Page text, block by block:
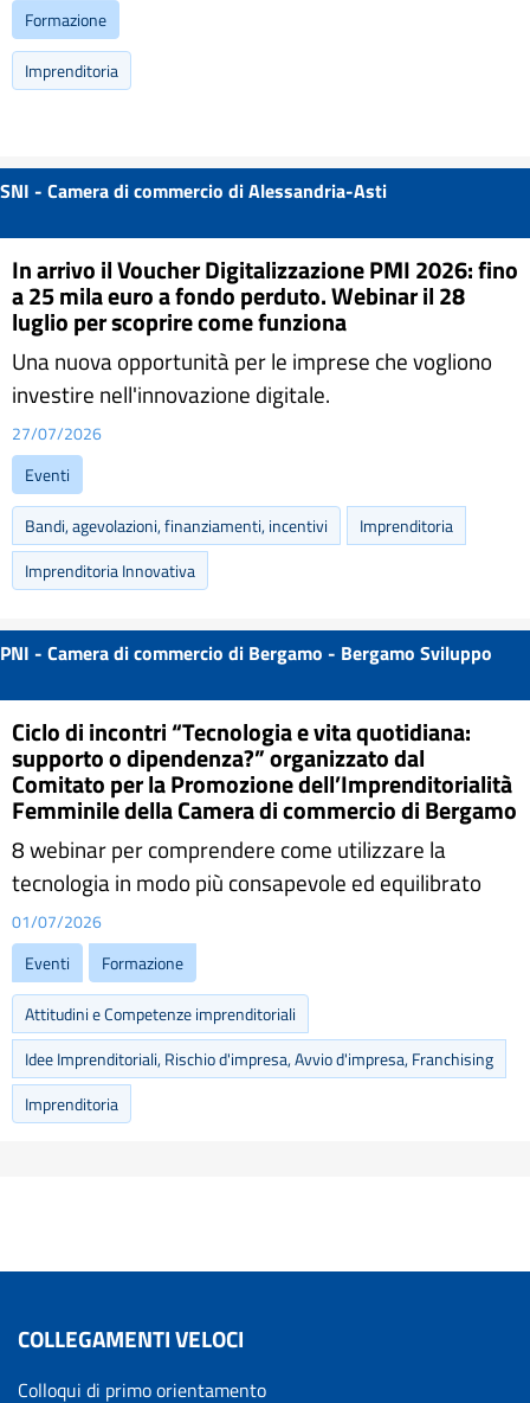
Formazione
Imprenditoria
SNI - Camera di commercio di Alessandria-Asti
In arrivo il Voucher Digitalizzazione PMI 2026: fino
a 25 mila euro a fondo perduto. Webinar il 28
luglio per scoprire come funziona
Una nuova opportunità per le imprese che vogliono
investire nell'innovazione digitale.
27/07/2026
Eventi
Bandi, agevolazioni, finanziamenti, incentivi
Imprenditoria
Imprenditoria Innovativa
PNI - Camera di commercio di Bergamo - Bergamo Sviluppo
Ciclo di incontri “Tecnologia e vita quotidiana:
supporto o dipendenza?” organizzato dal
Comitato per la Promozione dell’Imprenditorialità
Femminile della Camera di commercio di Bergamo
8 webinar per comprendere come utilizzare la
tecnologia in modo più consapevole ed equilibrato
01/07/2026
Eventi
Formazione
Attitudini e Competenze imprenditoriali
Idee Imprenditoriali, Rischio d'impresa, Avvio d'impresa, Franchising
Imprenditoria
COLLEGAMENTI VELOCI
Colloqui di primo orientamento